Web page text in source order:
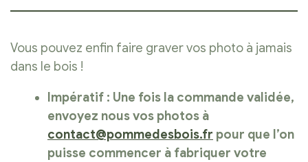
Vous pouvez enfin faire graver vos photo à jamais
dans le bois !
Impératif : Une fois la commande validée,
envoyez nous vos photos à
contact@pommedesbois.fr pour que l’on
puisse commencer à fabriquer votre